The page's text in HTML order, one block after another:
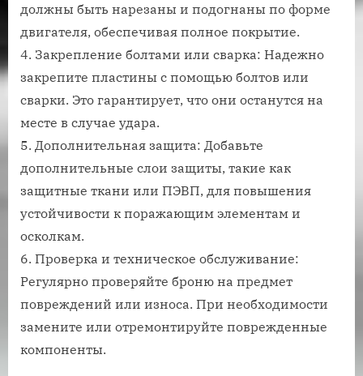
должны быть нарезаны и подогнаны по форме
двигателя, обеспечивая полное покрытие.
4. Закрепление болтами или сварка: Надежно
закрепите пластины с помощью болтов или
сварки. Это гарантирует, что они останутся на
месте в случае удара.
5. Дополнительная защита: Добавьте
дополнительные слои защиты, такие как
защитные ткани или ПЭВП, для повышения
устойчивости к поражающим элементам и
осколкам.
6. Проверка и техническое обслуживание:
Регулярно проверяйте броню на предмет
повреждений или износа. При необходимости
замените или отремонтируйте поврежденные
компоненты.